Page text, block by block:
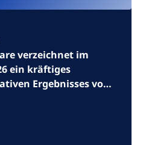
verzeichnet im
ein kräftiges
Ergebnisses von